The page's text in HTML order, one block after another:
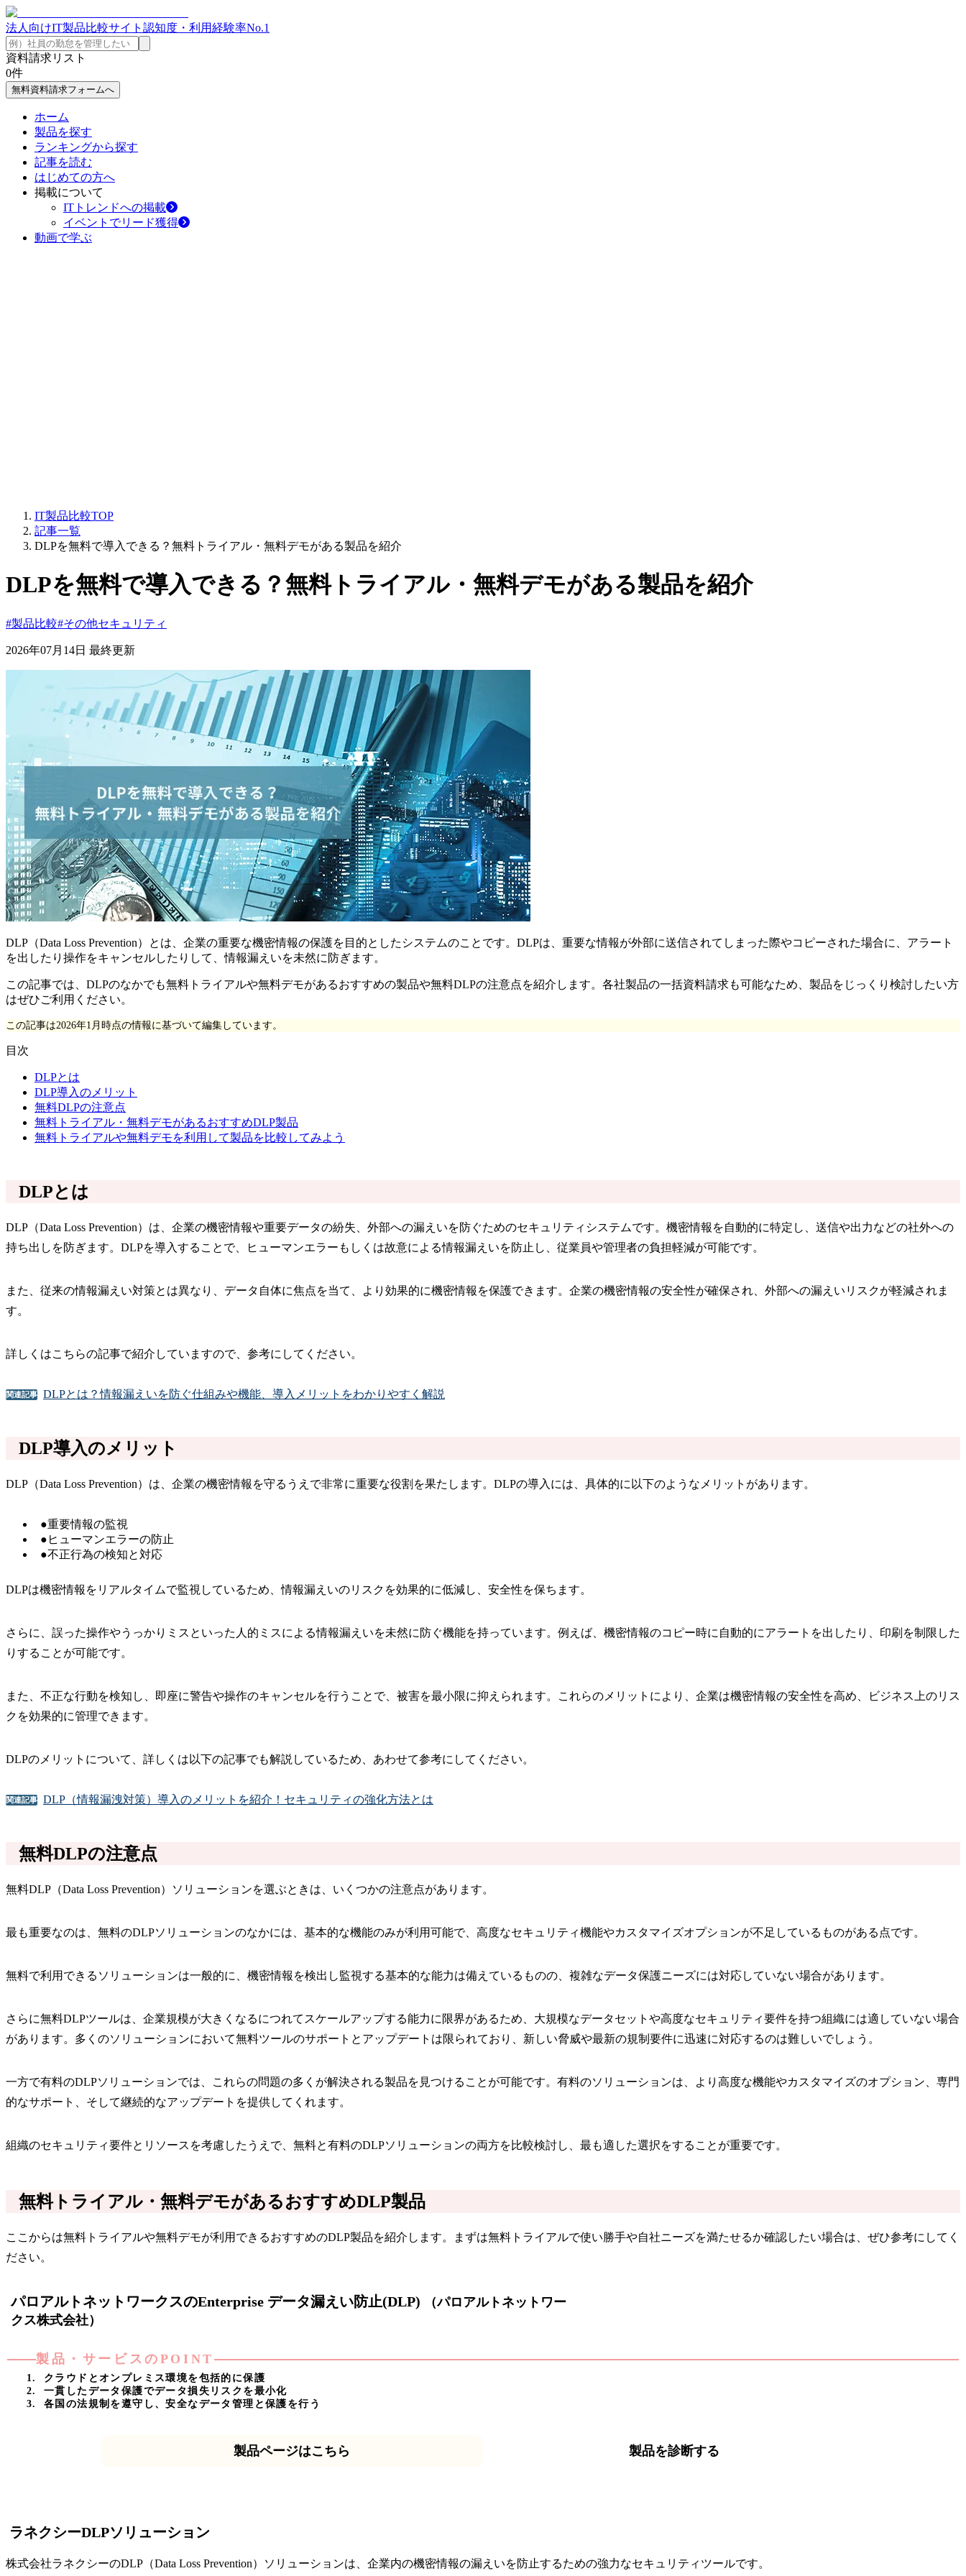
法人向けIT製品比較サイト 認知度・利用経験率No.1
資料請求リスト
0件
無料資料請求フォームへ
ホーム
製品を探す
ランキングから探す
記事を読む
はじめての方へ
掲載について
ITトレンドへの掲載
イベントでリード獲得
動画で学ぶ
IT製品比較TOP
記事一覧
DLPを無料で導入できる？無料トライアル・無料デモがある製品を紹介
DLPを無料で導入できる？無料トライアル・無料デモがある製品を紹介
#製品比較#その他セキュリティ
2026年07月14日 最終更新
DLP（Data Loss Prevention）とは、企業の重要な機密情報の保護を目的としたシステムのことです。DLPは、重要な情報が外部に送信されてしまった際やコピーされた場合に、アラート
を出したり操作をキャンセルしたりして、情報漏えいを未然に防ぎます。
この記事では、DLPのなかでも無料トライアルや無料デモがあるおすすめの製品や無料DLPの注意点を紹介します。各社製品の一括資料請求も可能なため、製品をじっくり検討したい方
はぜひご利用ください。
この記事は2026年1月時点の情報に基づいて編集しています。
目次
DLPとは
DLP導入のメリット
無料DLPの注意点
無料トライアル・無料デモがあるおすすめDLP製品
無料トライアルや無料デモを利用して製品を比較してみよう
DLPとは
DLP（Data Loss Prevention）は、企業の機密情報や重要データの紛失、外部への漏えいを防ぐためのセキュリティシステムです。機密情報を自動的に特定し、送信や出力などの社外への
持ち出しを防ぎます。DLPを導入することで、ヒューマンエラーもしくは故意による情報漏えいを防止し、従業員や管理者の負担軽減が可能で​​す。
また、従来の情報漏えい対策とは異なり、データ自体に焦点を当て、より効果的に機密情報を保護できま​す。企業の機密情報の安全性が確保され、外部への漏えいリスクが軽減されま
す。
詳しくはこちらの記事で紹介していますので、参考にしてください。
関連記事 DLPとは？情報漏えいを防ぐ仕組みや機能、導入メリットをわかりやすく解説
DLP導入のメリット
DLP（Data Loss Prevention）は、企業の機密情報を守るうえで非常に重要な役割を果たします。DLPの導入には、具体的に以下のようなメリットがあります。
●重要情報の監視
●ヒューマンエラーの防止
●不正行為の検知と対応
DLPは機密情報をリアルタイムで監視しているため、情報漏えいのリスクを効果的に低減し、安全性を保ちます。
さらに、誤った操作やうっかりミスといった人的ミスによる情報漏えいを未然に防ぐ機能を持っています。例えば、機密情報のコピー時に自動的にアラートを出したり、印刷を制限した
りすることが可能です。
また、不正な行動を検知し、即座に警告や操作のキャンセルを行うことで、被害を最小限に抑えられます。これらのメリットにより、企業は機密情報の安全性を高め、ビジネス上のリス
クを効果的に管理できます。
DLPのメリットについて、詳しくは以下の記事でも解説しているため、あわせて参考にしてください。
関連記事 DLP（情報漏洩対策）導入のメリットを紹介！セキュリティの強化方法とは
無料DLPの注意点
無料DLP（Data Loss Prevention）ソリューションを選ぶときは、いくつかの注意点があります。
最も重要なのは、無料のDLPソリューションのなかには、基本的な機能のみが利用可能で、高度なセキュリティ機能やカスタマイズオプションが不足しているものがある点です。
無料で利用できるソリューションは一般的に、機密情報を検出し監視する基本的な能力は備えているものの、複雑なデータ保護ニーズには対応していない場合があります。
さらに無料DLPツールは、企業規模が大きくなるにつれてスケールアップする能力に限界があるため、大規模なデータセットや高度なセキュリティ要件を持つ組織には適していない場合
があります。多くのソリューションにおいて無料ツールのサポートとアップデートは限られており、新しい脅威や最新の規制要件に迅速に対応するのは難しいでしょう。
一方で有料のDLPソリューションでは、これらの問題の多くが解決される製品を見つけることが可能です。有料のソリューションは、より高度な機能やカスタマイズのオプション、専門
的なサポート、そして継続的なアップデートを提供してくれます。
組織のセキュリティ要件とリソースを考慮したうえで、無料と有料のDLPソリューションの両方を比較検討し、最も適した選択をすることが重要です。
無料トライアル・無料デモがあるおすすめDLP製品
ここからは無料トライアルや無料デモが利用できるおすすめのDLP製品を紹介します。まずは無料トライアルで使い勝手や自社ニーズを満たせるか確認したい場合は、ぜひ参考にしてく
ださい。
パロアルトネットワークスのEnterprise データ漏えい防止(DLP)
（パロアルトネットワー
クス株式会社）
製品・サービスのPOINT
クラウドとオンプレミス環境を包括的に保護
一貫したデータ保護でデータ損失リスクを最小化
各国の法規制を遵守し、安全なデータ管理と保護を行う
製品ページはこちら 製品を診断する
ラネクシーDLPソリューション
株式会社ラネクシーのDLP（Data Loss Prevention）ソリューションは、企業内の機密情報の漏えいを防止するための強力なセキュリティツールです。